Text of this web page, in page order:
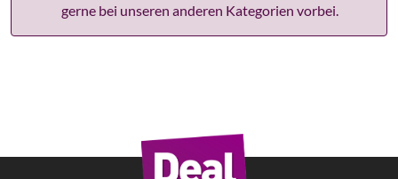
gerne bei unseren anderen Kategorien vorbei.